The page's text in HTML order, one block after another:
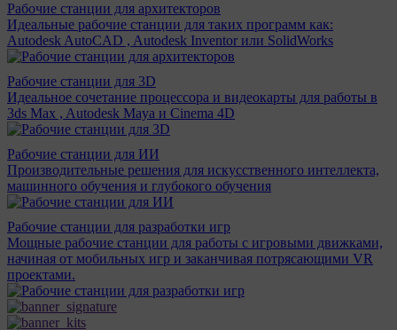
Рабочие станции для архитекторов
Идеальные рабочие станции для таких программ как:
Autodesk AutoCAD , Autodesk Inventor или SolidWorks
Рабочие станции для 3D
Идеальное сочетание процессора и видеокарты для работы в
3ds Max , Autodesk Maya и Cinema 4D
Рабочие станции для ИИ
Производительные решения для искусственного интеллекта,
машинного обучения и глубокого обучения
Рабочие станции для разработки игр
Мощные рабочие станции для работы с игровыми движками,
начиная от мобильных игр и заканчивая потрясающими VR
проектами.